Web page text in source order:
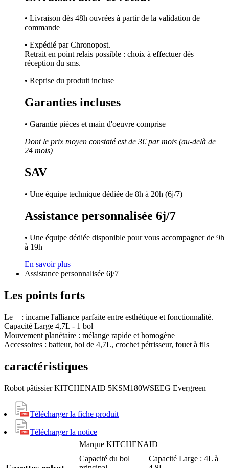
• Livraison dès 48h ouvrées à partir de la validation de
commande
• Expédié par Chronopost.
Retrait en point relais possible : choix à effectuer dès
réception du sms.
• Reprise du produit incluse
Garanties incluses
• Garantie pièces et main d'oeuvre comprise
Dont le prix moyen constaté est de 3€ par mois (au-delà de
24 mois)
SAV
• Une équipe technique dédiée de 8h à 20h (6j/7)
Assistance personnalisée 6j/7
• Une équipe dédiée disponible pour vous accompagner de 9h
à 19h
En savoir plus
Assistance personnalisée 6j/7
Les points forts
Le + : incarne l'alliance parfaite entre esthétique et fonctionnalité.
Capacité Large 4,7L - 1 bol
Mouvement planétaire : mélange rapide et homogène
Accessoires : batteur, bol de 4,7L, crochet pétrisseur, fouet à fils
caractéristiques
Robot pâtissier KITCHENAID 5KSM180WSEEG Evergreen
Télécharger la fiche produit
Télécharger la notice
Marque KITCHENAID
Capacité du bol
Capacité Large : 4L à